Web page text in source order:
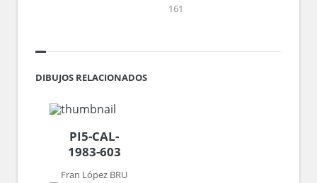
161
DIBUJOS RELACIONADOS
PI5-CAL-
1983-603
Fran López BRU